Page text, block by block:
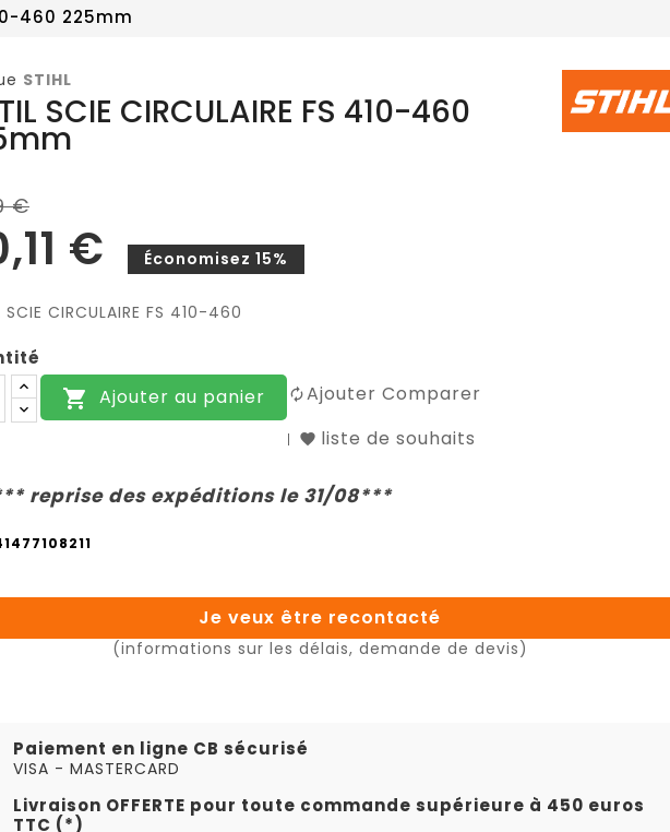
460 225mm
STIHL
SCIE CIRCULAIRE FS 410-460
€
€
Économisez 15%
SCIE CIRCULAIRE FS 410-460
 Ajouter au panier
Ajouter Comparer
liste de souhaits
reprise des expéditions le 31/08***
Je veux être recontacté
(informations sur les délais, demande de devis)
Paiement en ligne CB sécurisé
VISA - MASTERCARD
Livraison OFFERTE pour toute commande supérieure à 450 euros
TTC (*)